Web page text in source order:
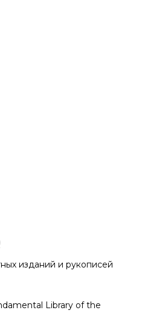
изданий и рукописей
Library of the